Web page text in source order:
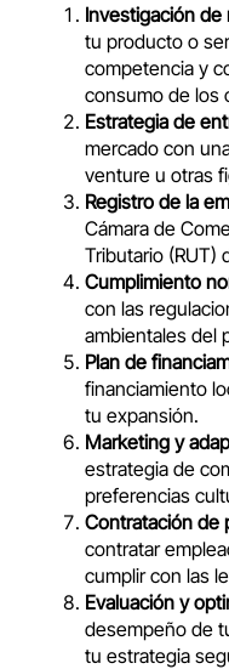
Investigación de
tu producto o
competencia y
consumo de los
Estrategia de
mercado con
venture u otras
Registro de la
Cámara de
Tributario (RUT)
Cumplimiento
con las
ambientales del
Plan de
financiamiento
tu expansión.
Marketing y
estrategia de
preferencias
Contratación de
contratar
cumplir con las
Evaluación y
desempeño de
tu estrategia